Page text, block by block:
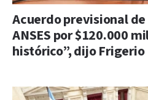
Acuerdo previsional de
ANSES por $120.000
histórico”, dijo Frigerio